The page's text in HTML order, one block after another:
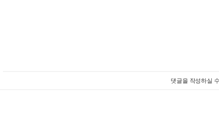
댓글을 작성하실